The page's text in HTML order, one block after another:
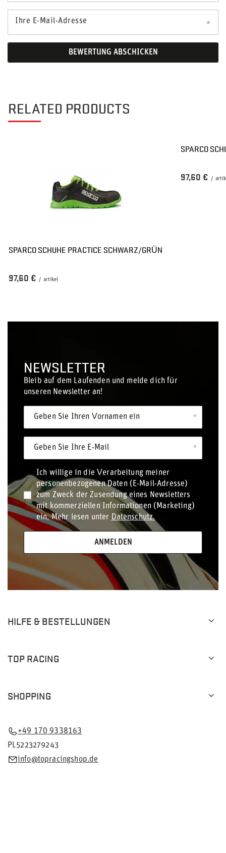
Ihre E-Mail-Adresse
BEWERTUNG ABSCHICKEN
RELATED PRODUCTS
SPARCO SCHUHE PRACTICE SCHWARZ/GRÜN
97,60 € / artikel
SPARCO
97,60 € /
NEWSLETTER
Bleib auf dem Laufenden und melde dich für
unseren Newsletter an!
Geben Sie Ihren Vornamen ein
Geben Sie Ihre E-Mail
Ich willige in die Verarbeitung meiner
personenbezogenen Daten (E-Mail-Adresse)
zum Zweck der Zusendung eines Newsletters
mit kommerziellen Informationen (Marketing)
ein. Mehr lesen unter Datenschutz.
ANMELDEN
HILFE & BESTELLUNGEN
TOP RACING
SHOPPING
+49 170 9338163
PL5223279243
info@topracingshop.de